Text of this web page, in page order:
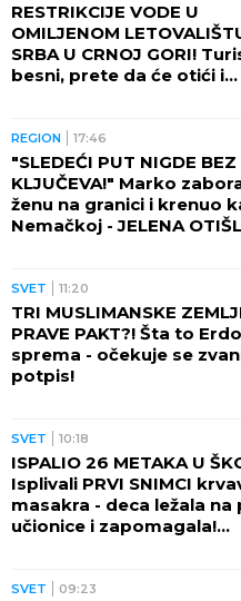
RESTRIKCIJE VODE U
OMILJENOM
SRBA U CRNOJ GORI!
besni, prete da će otići i
REGION 17:46
"SLEDEĆI PUT NIGDE BEZ
KLJUČEVA!" Marko
ženu na granici i krenuo
Nemačkoj - JELENA
SVET 11:20
TRI MUSLIMANSKE
PRAVE PAKT?! Šta to
sprema - očekuje se
potpis!
SVET 10:18
ISPALIO 26 METAKA U
Isplivali PRVI SNIMCI
masakra - deca ležala na
učionice i zapomagala!
SVET 09:23